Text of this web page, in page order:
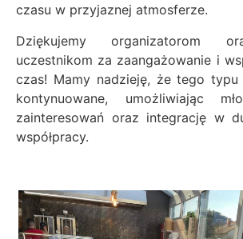
czasu w przyjaznej atmosferze.
Dziękujemy organizatorom
uczestnikom za zaangażowanie i
czas! Mamy nadzieję, że tego
kontynuowane, umożliwiając
zainteresowań oraz integrację w
współpracy.